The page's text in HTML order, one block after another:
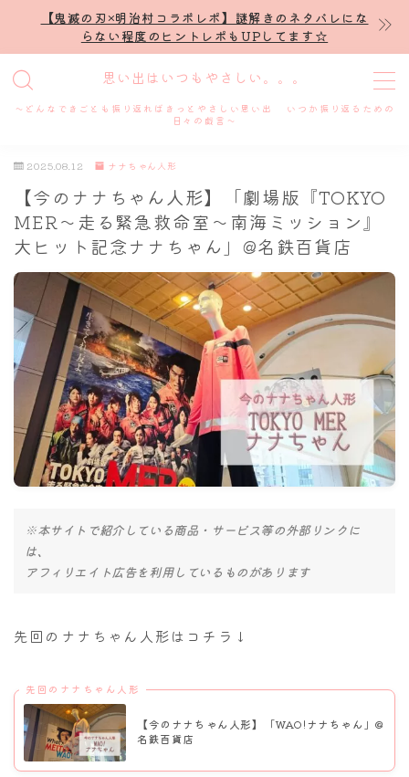
【鬼滅の刃×明治村コラボレポ】謎解きのネタバレにな
らない程度のヒントレポもUPしてます☆
思い出はいつもやさしい。。。
～どんなできごとも振り返ればきっとやさしい思い出 いつか振り返るための
日々の戯言～
MENU
プロフィール
謎解き
ホテル滞在記
舞台・ライブ
名古屋
ナナちゃん人形
2025.08.12 ナナちゃん人形
【今のナナちゃん人形】「劇場版『TOKYO
MER～走る緊急救命室～南海ミッション』
大ヒット記念ナナちゃん」@名鉄百貨店
※本サイトで紹介している商品・サービス等の外部リンクに
は、
アフィリエイト広告を利用しているものがあります
先回のナナちゃん人形はコチラ↓
先回のナナちゃん人形
【今のナナちゃん人形】「WAO!ナナちゃん」@
名鉄百貨店